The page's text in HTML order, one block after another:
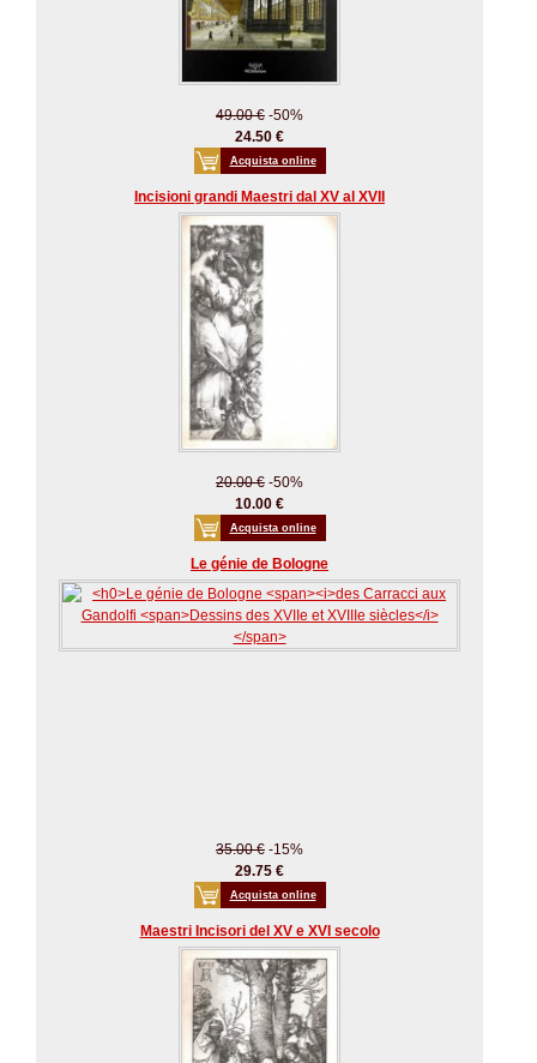
49.00 € -50%
24.50 €
Acquista online
Incisioni grandi Maestri dal XV al XVII
20.00 € -50%
10.00 €
Acquista online
Le génie de Bologne
35.00 € -15%
29.75 €
Acquista online
Maestri Incisori del XV e XVI secolo